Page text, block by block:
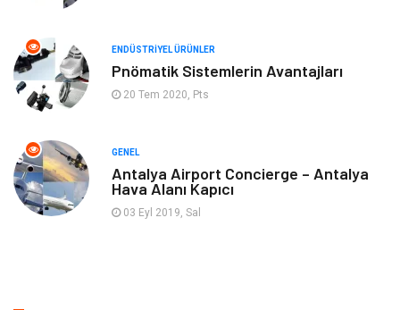
Endüstriyel Ürünler
Aksesuar Bahçe Ev
Ambalaj
Markalar
Telekomünikasyon Basın Yayın
ENDÜSTRIYEL ÜRÜNLER
Pnömatik Sistemlerin Avantajları
20 Tem 2020, Pts
GENEL
Antalya Airport Concierge – Antalya
Hava Alanı Kapıcı
03 Eyl 2019, Sal